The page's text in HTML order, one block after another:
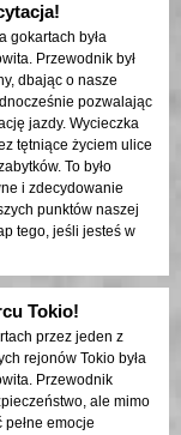
gokartach była
Przewodnik był
dbając o nasze
pozwalając
jazdy. Wycieczka
tętniące życiem ulice
To było
i zdecydowanie
punktów naszej
tego, jeśli jesteś w
Tokio!
przez jeden z
rejonów Tokio była
Przewodnik
ale mimo
emocje